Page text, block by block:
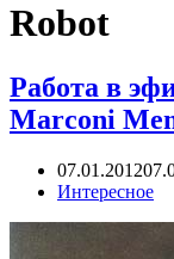
Robot
Работа в
Marconi
07.01.2012
Интересное